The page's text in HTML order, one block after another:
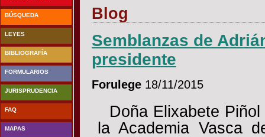
Blog
Semblanzas de
presidente
Forulege 18/11/2015
Doña Elixabete
la Academia Vasca
BÚSQUEDA
LEYES
BIBLIOGRAFÍA
FORMULARIOS
JURISPRUDENCIA
FAQ
MAPAS